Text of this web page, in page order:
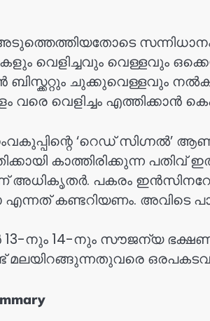
വെളിച്ചവും വെള്ളവും
ബിസ്ക്കറ്റും ചുക്കുവെള്ളവും
വരെ വെളിച്ചം
‘റെഡ് സിഗ്നൽ’
കാത്തിരിക്കുന്ന
അധികൃതർ. പകരം
കണ്ടറിയണം. അവിടെ
13-നും 14-നും സൗജന്യ
മലയിറങ്ങുന്നതുവരെ